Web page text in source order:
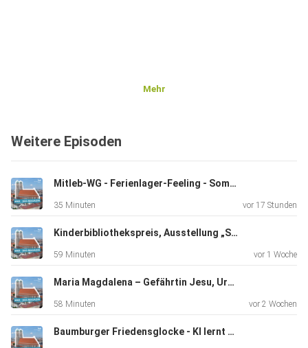
Mehr
Weitere Episoden
Mitleb-WG - Ferienlager-Feeling - Sommerserie "Uralte Orte des Glaubens"
35 Minuten vor 17 Stunden
Kinderbibliothekspreis, Ausstellung „Seelentrost“, Pilgern auf dem Franziskusweg
59 Minuten vor 1 Woche
Maria Magdalena – Gefährtin Jesu, Ursulinenkloster rundum erneuert, 50. Todestag Kardinal Döpfners
58 Minuten vor 2 Wochen
Baumburger Friedensglocke - KI lernt Bairisch